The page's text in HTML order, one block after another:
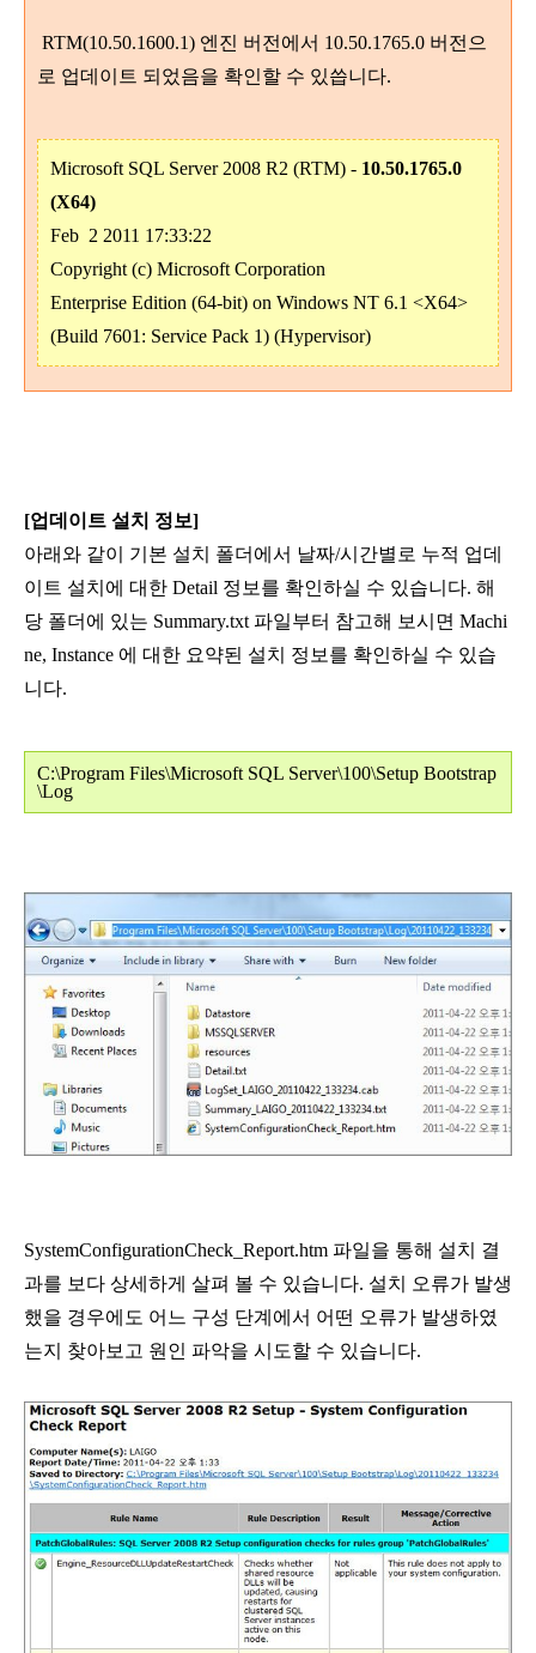
RTM(10.50.1600.1) 엔진 버전에서 10.50.1765.0 버전으
로 업데이트 되었음을 확인할 수 있씁니다.
Microsoft SQL Server 2008 R2 (RTM) - 10.50.1765.0
(X64)
Feb 2 2011 17:33:22
Copyright (c) Microsoft Corporation
Enterprise Edition (64-bit) on Windows NT 6.1 <X64>
(Build 7601: Service Pack 1) (Hypervisor)
[업데이트 설치 정보]
아래와 같이 기본 설치 폴더에서 날짜/시간별로 누적 업데
이트 설치에 대한 Detail 정보를 확인하실 수 있습니다. 해
당 폴더에 있는 Summary.txt 파일부터 참고해 보시면 Machi
ne, Instance 에 대한 요약된 설치 정보를 확인하실 수 있습
니다.
C:\Program Files\Microsoft SQL Server\100\Setup Bootstrap
\Log
SystemConfigurationCheck_Report.htm 파일을 통해 설치 결
과를 보다 상세하게 살펴 볼 수 있습니다. 설치 오류가 발생
했을 경우에도 어느 구성 단계에서 어떤 오류가 발생하였
는지 찾아보고 원인 파악을 시도할 수 있습니다.